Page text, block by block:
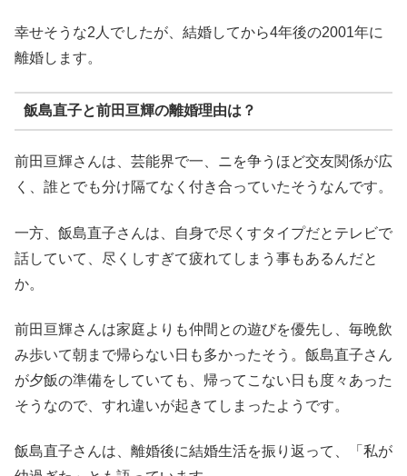
幸せそうな2人でしたが、結婚してから4年後の2001年に
離婚します。
飯島直子と前田亘輝の離婚理由は？
前田亘輝さんは、芸能界で一、ニを争うほど交友関係が広
く、誰とでも分け隔てなく付き合っていたそうなんです。
一方、飯島直子さんは、自身で尽くすタイプだとテレビで
話していて、尽くしすぎて疲れてしまう事もあるんだと
か。
前田亘輝さんは家庭よりも仲間との遊びを優先し、毎晩飲
み歩いて朝まで帰らない日も多かったそう。飯島直子さん
が夕飯の準備をしていても、帰ってこない日も度々あった
そうなので、すれ違いが起きてしまったようです。
飯島直子さんは、離婚後に結婚生活を振り返って、「私が